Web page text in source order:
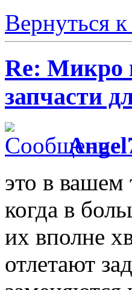
Вернуться
Re: Микро
запчасти
это в вашем
когда в
их вполне
отлетают